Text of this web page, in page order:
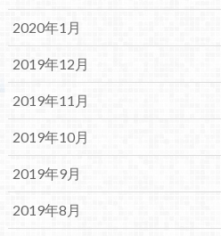
2020年1月
2019年12月
2019年11月
2019年10月
2019年9月
2019年8月